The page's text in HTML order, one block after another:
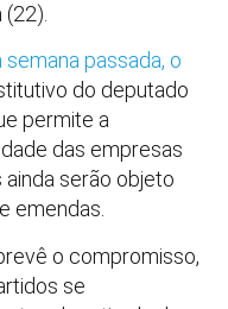
passada, o
do deputado
permite a
das empresas
serão objeto
emendas.
o compromisso,
se